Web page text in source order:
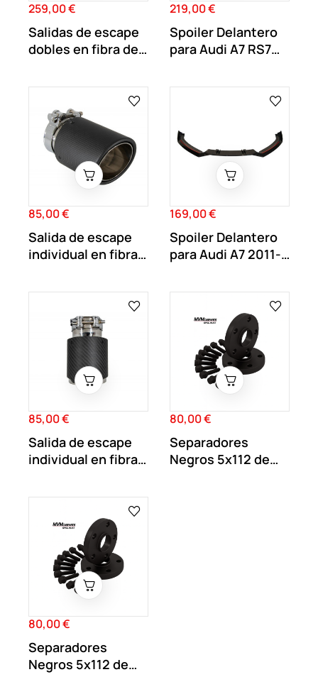
Precio
259,00 €
Salidas de escape
dobles en fibra de
Precio
219,00 €
Spoiler Delantero
para Audi A7 RS7
Precio
85,00 €
Salida de escape
individual en fibra
Precio
169,00 €
Spoiler Delantero
para Audi A7 2011-
Precio
85,00 €
Salida de escape
individual en fibra
Precio
80,00 €
Separadores
Negros 5x112 de
Precio
80,00 €
Separadores
Negros 5x112 de